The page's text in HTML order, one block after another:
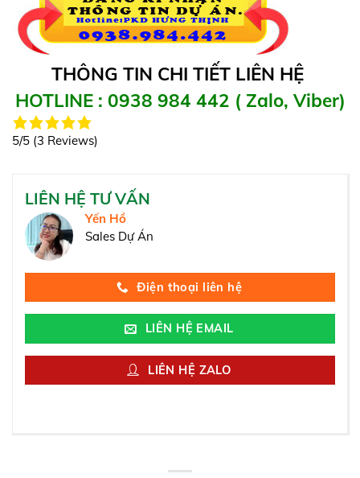
THÔNG TIN CHI TIẾT LIÊN HỆ
HOTLINE : 0938 984 442 ( Zalo, Viber)
5/5 (3 Reviews)
LIÊN HỆ TƯ VẤN
Yến Hồ
Sales Dự Án
Điện thoại liên hệ
LIÊN HỆ EMAIL
LIÊN HỆ ZALO